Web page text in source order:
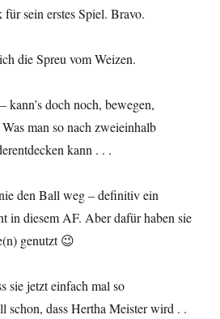
sein erstes Spiel. Bravo.
die Spreu vom Weizen.
kann’s doch noch, bewegen,
man so nach zweieinhalb
kann . . .
den Ball weg – definitiv ein
in diesem AF. Aber dafür haben sie
genutzt 😉
sie jetzt einfach mal so
schon, dass Hertha Meister wird . .